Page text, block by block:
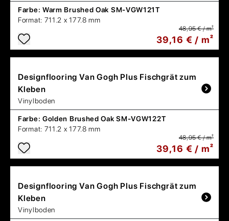
Farbe: Warm Brushed Oak SM-VGW121T
Format: 711.2 x 177.8 mm
48,95 € / m²
39,16 € / m²
Designflooring Van Gogh Plus Fischgrät zum
Kleben
Vinylboden
Farbe: Golden Brushed Oak SM-VGW122T
Format: 711.2 x 177.8 mm
48,95 € / m²
39,16 € / m²
Designflooring Van Gogh Plus Fischgrät zum
Kleben
Vinylboden